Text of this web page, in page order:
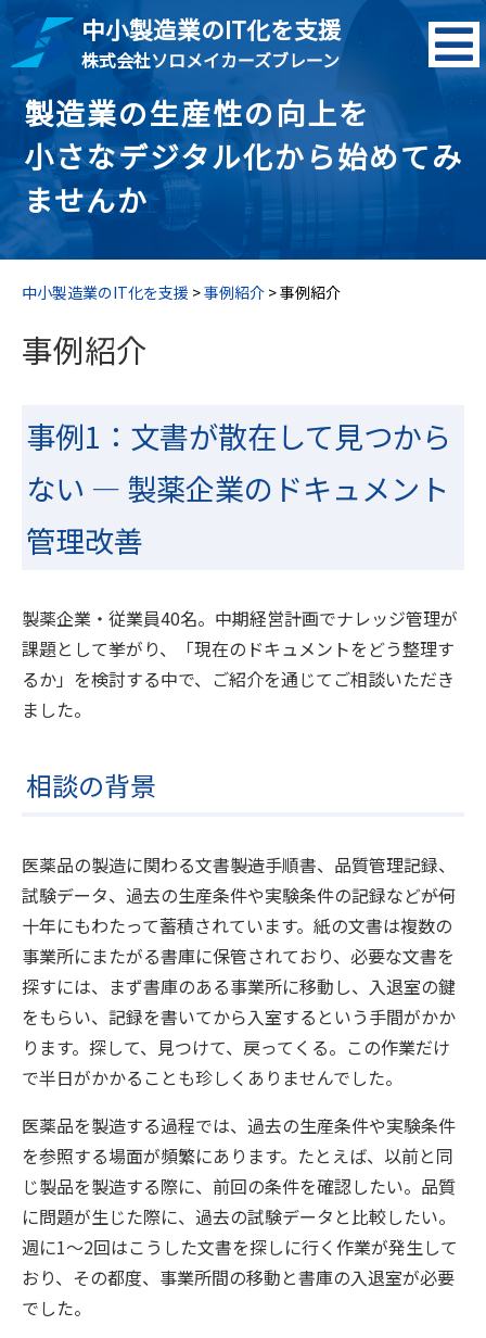
中小製造業のIT化を支援
株式会社ソロメイカーズブレーン
製造業の生産性の向上を
小さなデジタル化から始めてみ
ませんか
中小製造業のIT化を支援 >事例紹介 >事例紹介
事例紹介
事例1：文書が散在して見つから
ない ― 製薬企業のドキュメント
管理改善
製薬企業・従業員40名。中期経営計画でナレッジ管理が
課題として挙がり、「現在のドキュメントをどう整理す
るか」を検討する中で、ご紹介を通じてご相談いただき
ました。
相談の背景
医薬品の製造に関わる文書――製造手順書、品質管理記録、
試験データ、過去の生産条件や実験条件の記録など――が何
十年にもわたって蓄積されています。紙の文書は複数の
事業所にまたがる書庫に保管されており、必要な文書を
探すには、まず書庫のある事業所に移動し、入退室の鍵
をもらい、記録を書いてから入室するという手間がかか
ります。探して、見つけて、戻ってくる。この作業だけ
で半日がかかることも珍しくありませんでした。
医薬品を製造する過程では、過去の生産条件や実験条件
を参照する場面が頻繁にあります。たとえば、以前と同
じ製品を製造する際に、前回の条件を確認したい。品質
に問題が生じた際に、過去の試験データと比較したい。
週に1〜2回はこうした文書を探しに行く作業が発生して
おり、その都度、事業所間の移動と書庫の入退室が必要
でした。